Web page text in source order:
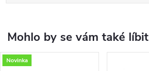
Mohlo by se vám také líbit
Novinka